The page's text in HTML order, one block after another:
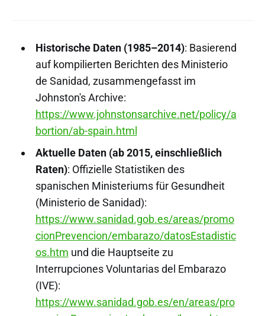
Historische Daten (1985–2014): Basierend
auf kompilierten Berichten des Ministerio
de Sanidad, zusammengefasst im
Johnston's Archive:
https://www.johnstonsarchive.net/policy/a
bortion/ab-spain.html
Aktuelle Daten (ab 2015, einschließlich
Raten): Offizielle Statistiken des
spanischen Ministeriums für Gesundheit
(Ministerio de Sanidad):
https://www.sanidad.gob.es/areas/promo
cionPrevencion/embarazo/datosEstadistic
os.htm und die Hauptseite zu
Interrupciones Voluntarias del Embarazo
(IVE):
https://www.sanidad.gob.es/en/areas/pro